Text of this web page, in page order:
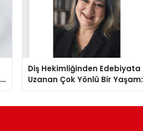
Diş Hekimliğinden Edebiyata
Uzanan Çok Yönlü Bir Yaşam:
Yeşim Şahin Yaman